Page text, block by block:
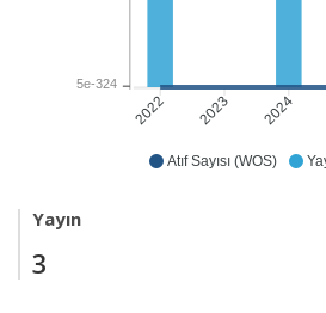
Atıf Sayısı (WOS)
2022 2023 2024
5e-324
Yayın
3